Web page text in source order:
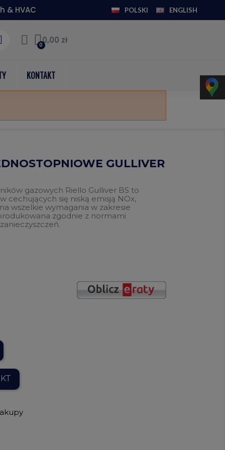
& HVAC POLSKI ENGLISH
0,00 zł
KONTAKT
GULLIVER
gazowych Riello Gulliver BS to
się niską emisją NOx,
wszelkie wymagania w zakresie
zgodnie z normami